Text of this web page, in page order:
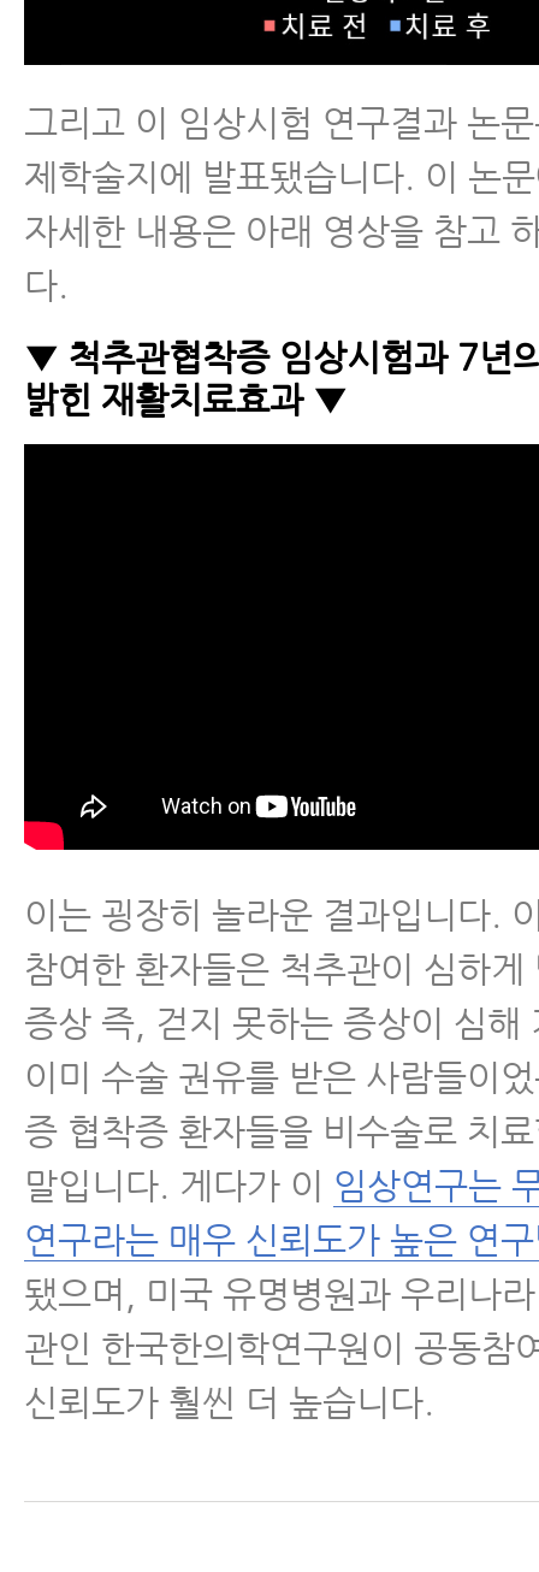
그리고 이 임상시험 연구결과 논
제학술지에 발표됐습니다. 이 논
자세한 내용은 아래 영상을 참고
다.
▼ 척추관협착증 임상시험과 7년
밝힌 재활치료효과 ▼
이는 굉장히 놀라운 결과입니다.
참여한 환자들은 척추관이 심하게
증상 즉, 걷지 못하는 증상이 심해
이미 수술 권유를 받은 사람들이
증 협착증 환자들을 비수술로 치
말입니다. 게다가 이 임상연구는
연구라는 매우 신뢰도가 높은 연
됐으며, 미국 유명병원과 우리나
관인 한국한의학연구원이 공동참
신뢰도가 훨씬 더 높습니다.